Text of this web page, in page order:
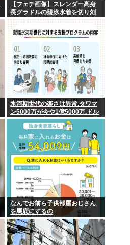
【フェチ画像】スレンダー高身
長グラドルの競泳水着を切り刻
むとヌルヌル 大開脚×マッサージ
【鹿】
氷河期世代の楽さは異常.タワマ
ン5000万が今や1億5000万.ドル
円80円で資産形成.マジで楽な世
代だったな
なんでお前ら子供部屋おじさん
を馬鹿にするの